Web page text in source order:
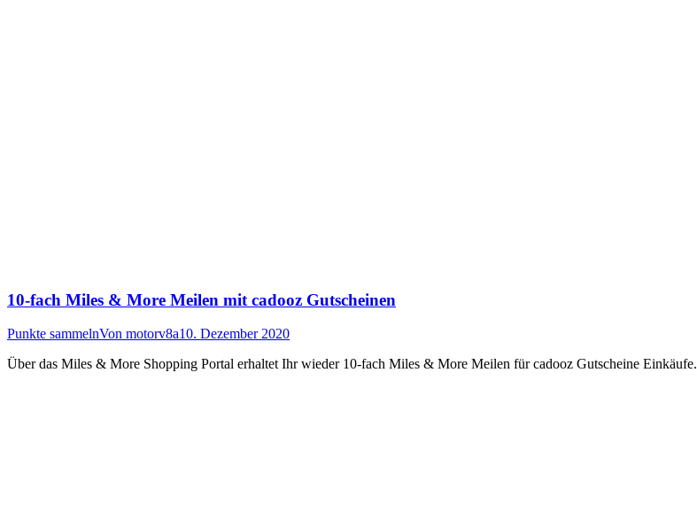
10-fach Miles & More Meilen mit cadooz Gutscheinen
Punkte sammelnVon motorv8a10. Dezember 2020
Über das Miles & More Shopping Portal erhaltet Ihr wieder 10-fach Miles & More Meilen für cadooz Gutscheine Einkäufe.